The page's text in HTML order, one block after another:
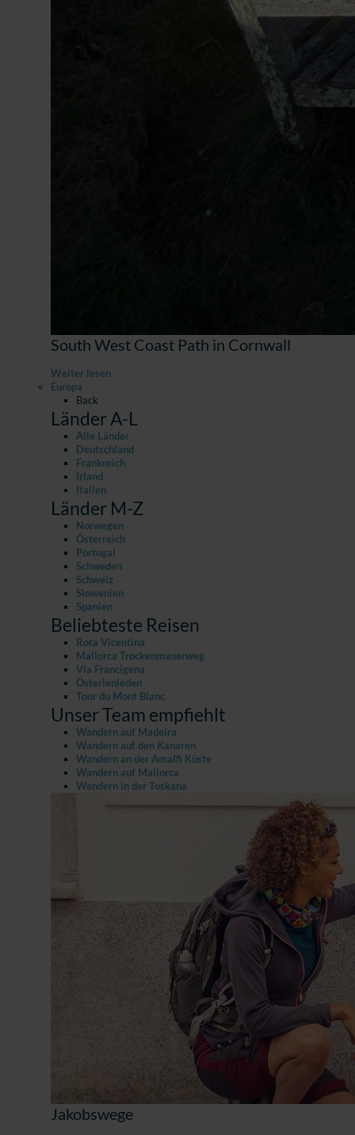
South West Coast Path in Cornwall
Weiter lesen
Europa
Back
Länder A-L
Alle Länder
Deutschland
Frankreich
Irland
Italien
Länder M-Z
Norwegen
Österreich
Portugal
Schweden
Schweiz
Slowenien
Spanien
Beliebteste Reisen
Rota Vicentina
Mallorca Trockenmauerweg
Via Francigena
Österlenleden
Tour du Mont Blanc
Unser Team empfiehlt
Wandern auf Madeira
Wandern auf den Kanaren
Wandern an der Amalfi Küste
Wandern auf Mallorca
Wandern in der Toskana
Jakobswege